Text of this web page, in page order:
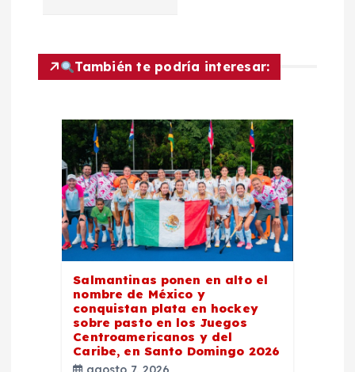
c
También te podría interesar:
Salmantinas ponen en alto el
nombre de México y
conquistan plata en hockey
sobre pasto en los Juegos
Centroamericanos y del
Caribe, en Santo Domingo 2026